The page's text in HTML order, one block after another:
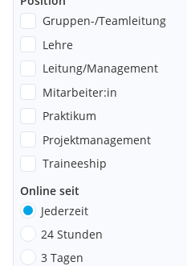
Gruppen-/Teamleitung
Lehre
Leitung/Management
Mitarbeiter:in
Praktikum
Projektmanagement
Traineeship
Online seit
Jederzeit
24 Stunden
3 Tagen